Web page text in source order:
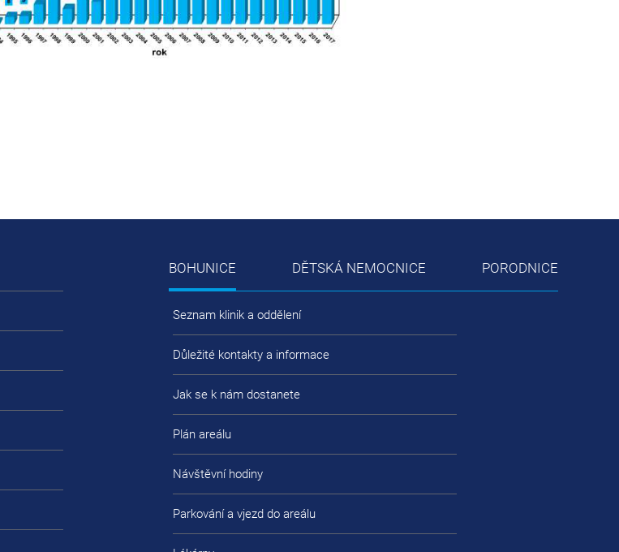
BOHUNICE DĚTSKÁ NEMOCNICE PORODNICE
Seznam klinik a oddělení
Důležité kontakty a informace
Jak se k nám dostanete
Plán areálu
Návštěvní hodiny
Parkování a vjezd do areálu